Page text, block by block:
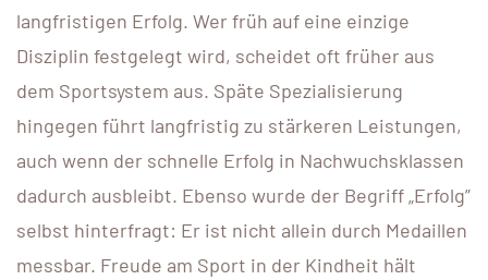
langfristigen Erfolg. Wer früh auf eine einzige
Disziplin festgelegt wird, scheidet oft früher aus
dem Sportsystem aus. Späte Spezialisierung
hingegen führt langfristig zu stärkeren Leistungen,
auch wenn der schnelle Erfolg in Nachwuchsklassen
dadurch ausbleibt. Ebenso wurde der Begriff „Erfolg”
selbst hinterfragt: Er ist nicht allein durch Medaillen
messbar. Freude am Sport in der Kindheit hält